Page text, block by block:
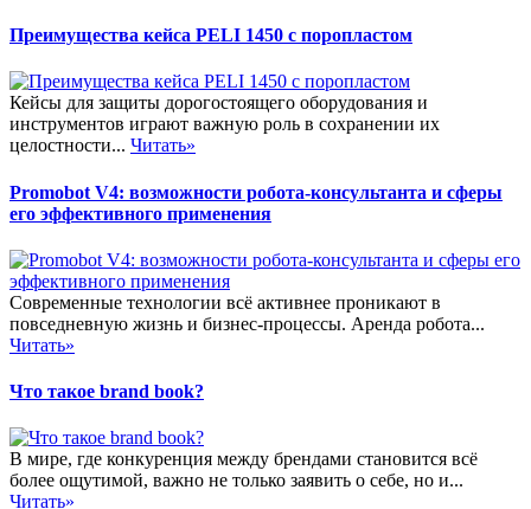
Преимущества кейса PELI 1450 с поропластом
Кейсы для защиты дорогостоящего оборудования и
инструментов играют важную роль в сохранении их
целостности... Читать»
Promobot V4: возможности робота-консультанта и сферы
его эффективного применения
Современные технологии всё активнее проникают в
повседневную жизнь и бизнес-процессы. Аренда робота...
Читать»
Что такое brand book?
В мире, где конкуренция между брендами становится всё
более ощутимой, важно не только заявить о себе, но и...
Читать»